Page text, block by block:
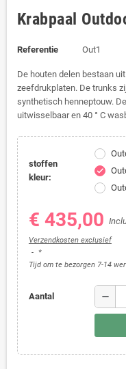
Krabpaal
Referentie Out1
De houten delen bestaan
zeefdrukplaten. De trunks
synthetisch henneptouw.
uitwisselbaar en 40 ° C
stoffen
kleur:
check
€ 435,00
Verzendkosten exclusief
*
Tijd om te bezorgen 7-14
Aantal remove